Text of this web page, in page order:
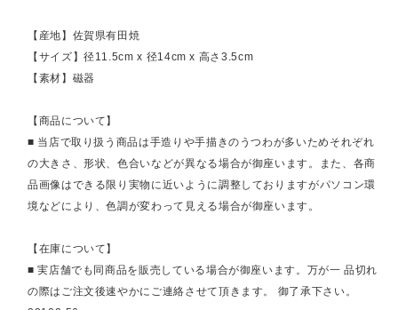
【産地】佐賀県有田焼
【サイズ】径11.5cm x 径14cm x 高さ3.5cm
【素材】磁器
【商品について】
■ 当店で取り扱う商品は手造りや手描きのうつわが多いためそれぞれ
の大きさ、形状、色合いなどが異なる場合が御座います。また、各商
品画像はできる限り実物に近いように調整しておりますがパソコン環
境などにより、色調が変わって見える場合が御座います。
【在庫について】
■ 実店舗でも同商品を販売している場合が御座います。万が一 品切れ
の際はご注文後速やかにご連絡させて頂きます。 御了承下さい。